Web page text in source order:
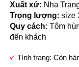
Xuất xứ: Nha
Trọng lượng: size
Quy cách: Tôm
đến khách
Tình trạng: Còn